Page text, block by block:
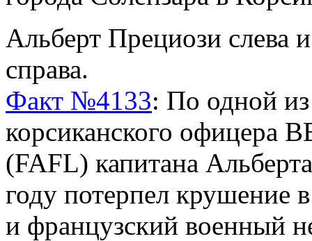
Альберт Прециози
справа.
Факт №4133: По одной
корсиканского офицера
(FAFL) капитана
году потерпел крушение
и французский военный